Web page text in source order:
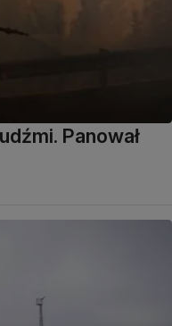
Panował